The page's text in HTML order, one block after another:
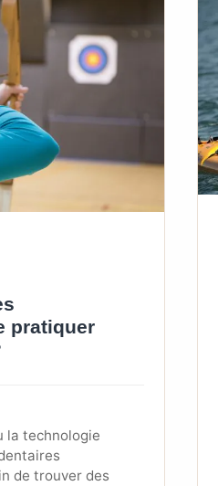
pratiquer
la technologie
de trouver des